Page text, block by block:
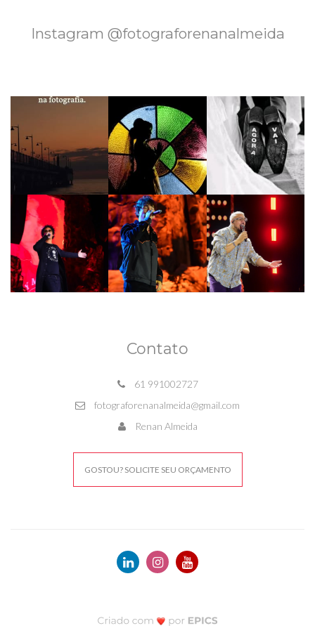
Instagram @fotograforenanalmeida
Contato
61 991002727
fotograforenanalmeida@gmail.com
Renan Almeida
GOSTOU? SOLICITE SEU ORÇAMENTO